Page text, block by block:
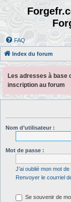
FAQ
Index du forum
Les adresses à base
inscription au forum
Nom d’utilisateur :
Mot de passe :
J’ai oublié mon mot
Renvoyer le courriel
Se souvenir de